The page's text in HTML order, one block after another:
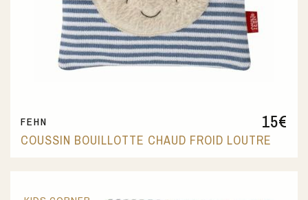
15€
FEHN
COUSSIN BOUILLOTTE CHAUD FROID LOUTRE